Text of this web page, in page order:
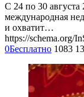
С 24 по 30
международная
и охватит…
https://schema.org/
0Бесплатно 1083 13